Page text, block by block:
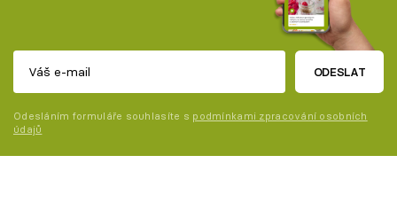
ODESLAT
Odesláním formuláře souhlasíte s podmínkami zpracování osobních
údajů